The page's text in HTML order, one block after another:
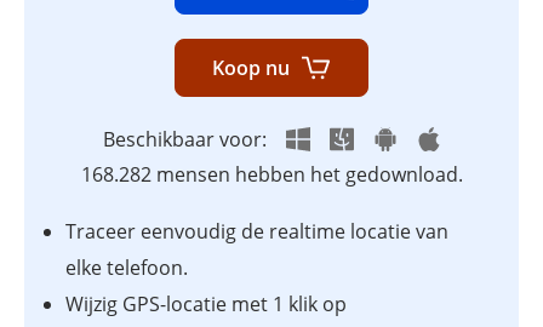
Koop nu
Beschikbaar voor:
168.282 mensen hebben het gedownload.
Traceer eenvoudig de realtime locatie van
elke telefoon.
Wijzig GPS-locatie met 1 klik op